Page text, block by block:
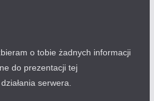
o tobie żadnych informacji
do prezentacji tej
serwera.